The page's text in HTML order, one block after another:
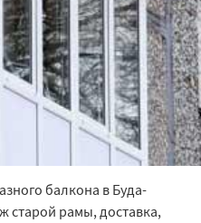
балкона в Буда-
рамы, доставка,